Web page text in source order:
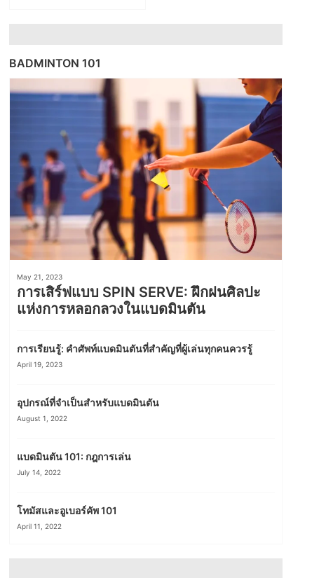
BADMINTON 101
May 21, 2023
การเสิร์ฟแบบ SPIN SERVE: ฝึกฝนศิลปะ
แห่งการหลอกลวงในแบดมินตัน
การเรียนรู้: คำศัพท์แบดมินตันที่สำคัญที่ผู้เล่นทุกคนควรรู้
April 19, 2023
อุปกรณ์ที่จำเป็นสำหรับแบดมินตัน
August 1, 2022
แบดมินตัน 101: กฎการเล่น
July 14, 2022
โทมัสและอูเบอร์คัพ 101
April 11, 2022